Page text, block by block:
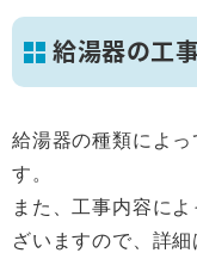
給湯器の工
給湯器の種類によ
す。
また、工事内容に
ざいますので、詳細